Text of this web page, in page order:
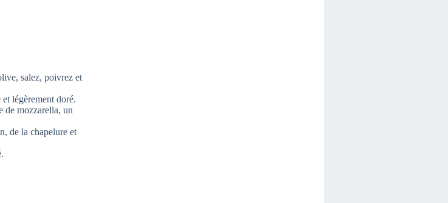
salez, poivrez et
légèrement doré.
de mozzarella, un
de la chapelure et